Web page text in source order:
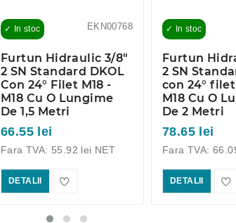
EKN00768
✓ In stoc
Furtun Hidraulic 3/8"
2 SN Standard DKOL
Con 24° Filet M18 -
M18 Cu O Lungime
De 1,5 Metri
66.55 lei
Fara TVA: 55.92 lei NET
DETALII
✓ In stoc
Furtun
2 SN
con 24° filet
M18 Cu O
De 2 Metri
78.65 lei
Fara TVA:
DETALII